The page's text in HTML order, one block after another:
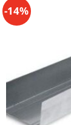
-14%